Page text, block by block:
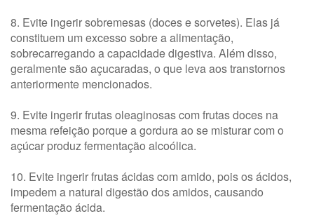
8. Evite ingerir sobremesas (doces e sorvetes). Elas já
constituem um excesso sobre a alimentação,
sobrecarregando a capacidade digestiva. Além disso,
geralmente são açucaradas, o que leva aos transtornos
anteriormente mencionados.
9. Evite ingerir frutas oleaginosas com frutas doces na
mesma refeição porque a gordura ao se misturar com o
açúcar produz fermentação alcoólica.
10. Evite ingerir frutas ácidas com amido, pois os ácidos,
impedem a natural digestão dos amidos, causando
fermentação ácida.